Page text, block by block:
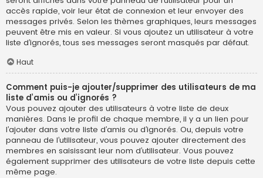
accès rapide, voir leur état de connexion et leur envoyer des
messages privés. Selon les thèmes graphiques, leurs messages
peuvent être mis en valeur. Si vous ajoutez un utilisateur à votre
liste d’ignorés, tous ses messages seront masqués par défaut.
Haut
Comment puis-je ajouter/supprimer des utilisateurs de ma
liste d’amis ou d’ignorés ?
Vous pouvez ajouter des utilisateurs à votre liste de deux
manières. Dans le profil de chaque membre, il y a un lien pour
l’ajouter dans votre liste d’amis ou d’ignorés. Ou, depuis votre
panneau de l’utilisateur, vous pouvez ajouter directement des
membres en saisissant leur nom d’utilisateur. Vous pouvez
également supprimer des utilisateurs de votre liste depuis cette
même page.